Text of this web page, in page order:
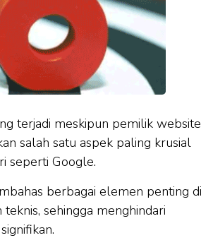
terjadi meskipun pemilik website
salah satu aspek paling krusial
seperti Google.
berbagai elemen penting di
sehingga menghindari